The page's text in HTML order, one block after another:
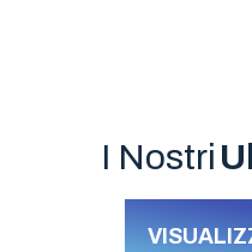
I Nostri